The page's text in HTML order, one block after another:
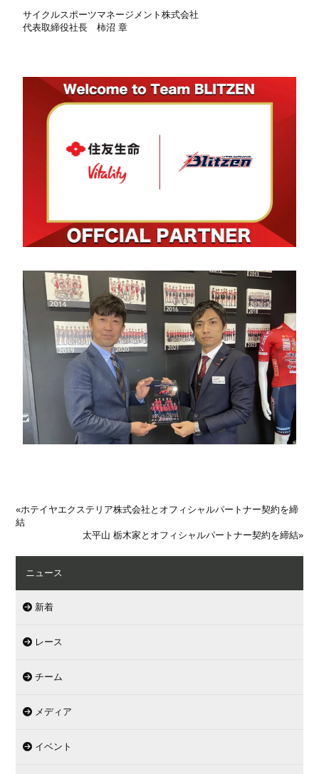
サイクルスポーツマネージメント株式会社
代表取締役社長 柿沼 章
«ホテイヤエクステリア株式会社とオフィシャルパートナー契約を締
結
太平山 栃木家とオフィシャルパートナー契約を締結»
ニュース
新着
レース
チーム
メディア
イベント